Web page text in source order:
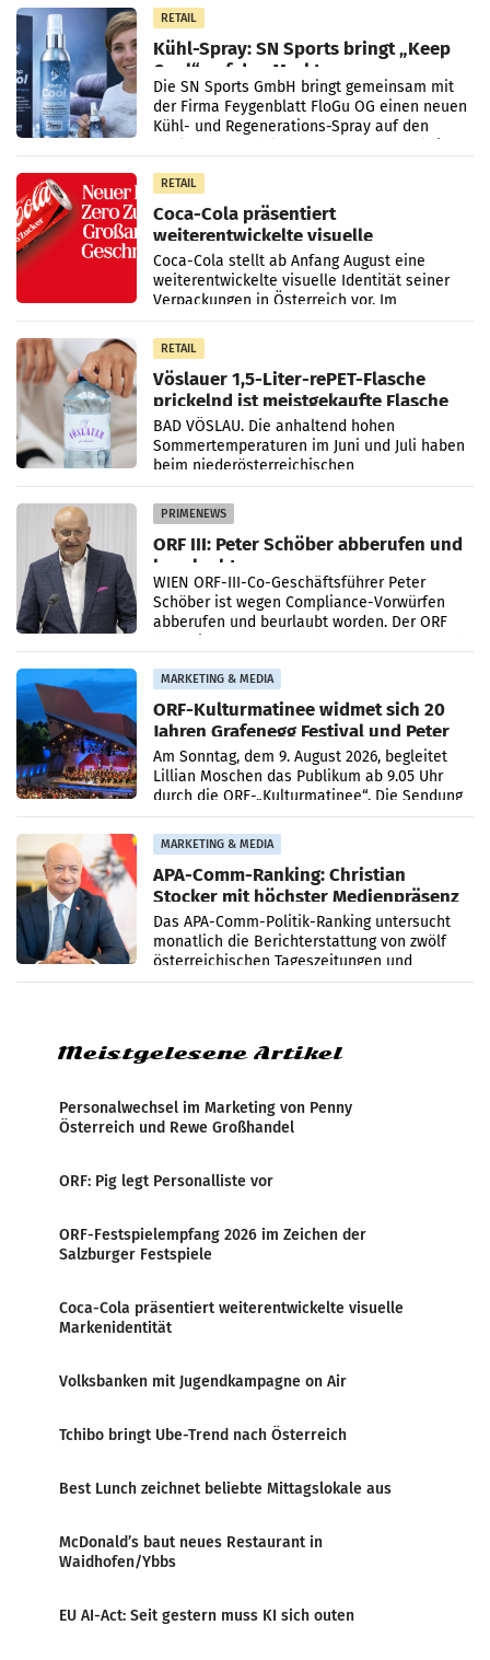
RETAIL
Kühl-Spray: SN Sports bringt „Keep
Cool“ auf den Markt
Die SN Sports GmbH bringt gemeinsam mit
der Firma Feygenblatt FloGu OG einen neuen
Kühl- und Regenerations-Spray auf den
RETAIL
Coca-Cola präsentiert
weiterentwickelte visuelle
Markenidentität
Coca-Cola stellt ab Anfang August eine
weiterentwickelte visuelle Identität seiner
Verpackungen in Österreich vor. Im
Mittelpunkt des Redesigns stehen zentrale
Gestaltungselemente
RETAIL
Vöslauer 1,5-Liter-rePET-Flasche
prickelnd ist meistgekaufte Flasche
Österreichs
BAD VÖSLAU. Die anhaltend hohen
Sommertemperaturen im Juni und Juli haben
beim niederösterreichischen
Getränkehersteller Vöslauer zu deutlichen
Absatzzuwächsen geführt. Während
PRIMENEWS
ORF III: Peter Schöber abberufen und
beurlaubt
WIEN ORF-III-Co-Geschäftsführer Peter
Schöber ist wegen Compliance-Vorwürfen
abberufen und beurlaubt worden. Der ORF
MARKETING & MEDIA
ORF-Kulturmatinee widmet sich 20
Jahren Grafenegg Festival und Peter
Simonischek
Am Sonntag, dem 9. August 2026, begleitet
Lillian Moschen das Publikum ab 9.05 Uhr
durch die ORF-„Kulturmatinee“. Die Sendung
startet mit der Dokumentation „20 Jahre
Grafenegg
MARKETING & MEDIA
APA-Comm-Ranking: Christian
Stocker mit höchster Medienpräsenz
im Juli
Das APA-Comm-Politik-Ranking untersucht
monatlich die Berichterstattung von zwölf
österreichischen Tageszeitungen und
analysiert, welche Politikerinnen und
Meistgelesene Artikel
Personalwechsel im Marketing von Penny
Österreich und Rewe Großhandel
ORF: Pig legt Personalliste vor
ORF-Festspielempfang 2026 im Zeichen der
Salzburger Festspiele
Coca-Cola präsentiert weiterentwickelte visuelle
Markenidentität
Volksbanken mit Jugendkampagne on Air
Tchibo bringt Ube-Trend nach Österreich
Best Lunch zeichnet beliebte Mittagslokale aus
McDonald’s baut neues Restaurant in
Waidhofen/Ybbs
EU AI-Act: Seit gestern muss KI sich outen